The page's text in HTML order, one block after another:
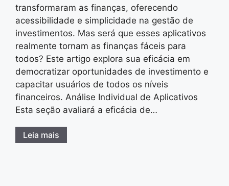
transformaram as finanças, oferecendo
acessibilidade e simplicidade na gestão de
investimentos. Mas será que esses aplicativos
realmente tornam as finanças fáceis para
todos? Este artigo explora sua eficácia em
democratizar oportunidades de investimento e
capacitar usuários de todos os níveis
financeiros. Análise Individual de Aplicativos
Esta seção avaliará a eficácia de…
Leia mais